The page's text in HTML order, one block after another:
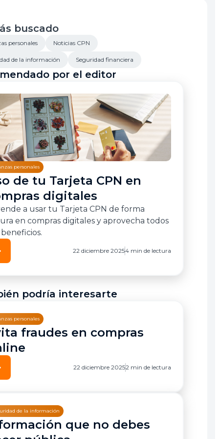
buscado
personales Noticias CPN
de la información Seguridad financiera
por el editor
personales
de tu Tarjeta CPN en
digitales
a usar tu Tarjeta CPN de forma
en compras digitales y aprovecha todos
22 diciembre 20254 min de lectura
podría interesarte
personales
fraudes en compras
22 diciembre 20252 min de lectura
de la información
que no debes